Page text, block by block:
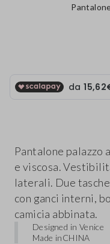
Pantalone palazzo
e viscosa.
laterali. Due
con ganci interni,
camicia abbinata.
Designed in Venice
Made inCHINA